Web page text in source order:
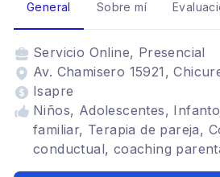
General Sobre mí
Servicio Online, Presencial
Av. Chamisero 15921,
Isapre
Niños, Adolescentes,
familiar, Terapia de pareja,
conductual, coaching